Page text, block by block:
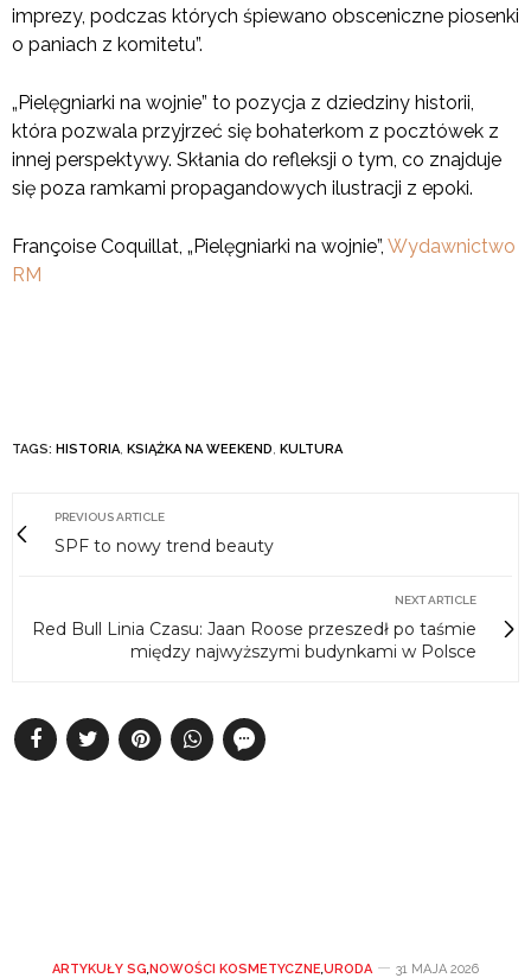
imprezy, podczas których śpiewano obsceniczne piosenki
o paniach z komitetu”.
„Pielęgniarki na wojnie” to pozycja z dziedziny historii,
która pozwala przyjrzeć się bohaterkom z pocztówek z
innej perspektywy. Skłania do refleksji o tym, co znajduje
się poza ramkami propagandowych ilustracji z epoki.
Françoise Coquillat, „Pielęgniarki na wojnie”, Wydawnictwo
RM
TAGS: HISTORIA, KSIĄŻKA NA WEEKEND, KULTURA
PREVIOUS ARTICLE
SPF to nowy trend beauty
NEXT ARTICLE
Red Bull Linia Czasu: Jaan Roose przeszedł po taśmie
między najwyższymi budynkami w Polsce
ARTYKUŁY SG,NOWOŚCI KOSMETYCZNE,URODA 31 MAJA 2026